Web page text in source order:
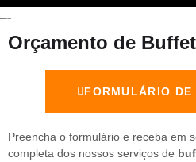
Orçamento de
FORMULÁRIO DE
Preencha o formulário e receba em
completa dos nossos serviços de